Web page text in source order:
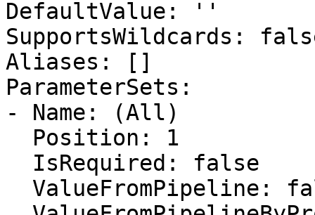
DefaultValue: ''
SupportsWildcards:
Aliases: []
ParameterSets:
- Name: (All)